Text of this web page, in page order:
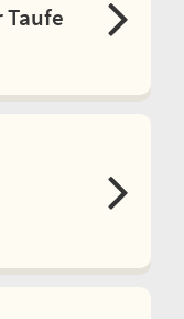
Taufe